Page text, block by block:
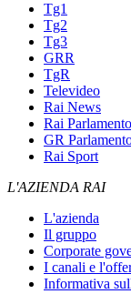
Tg1
Tg2
Tg3
GRR
TgR
Televideo
Rai News
Rai Parlamento
GR
Rai Sport
L'AZIENDA RAI
L'azienda
Il gruppo
Corporate
I canali e
Informativa